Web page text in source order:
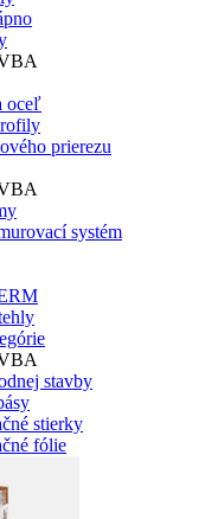
oceľ
prierezu
systém
stavby
stierky
fólie